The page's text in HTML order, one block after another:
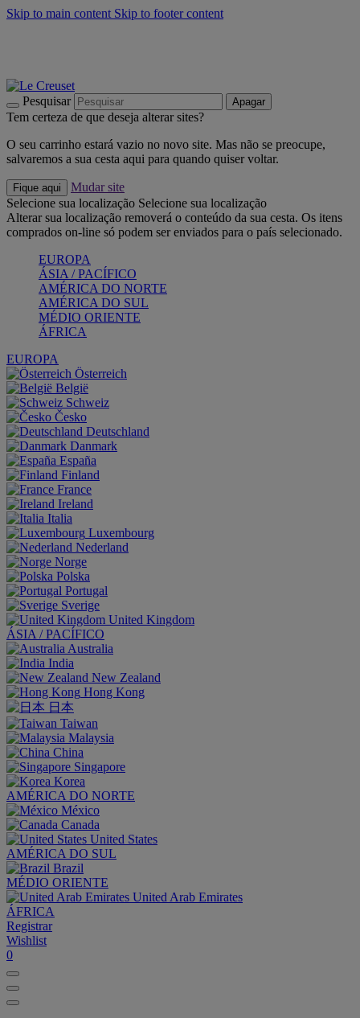
Skip to main content Skip to footer content
Pesquisar Apagar
Tem certeza de que deseja alterar sites?
O seu carrinho estará vazio no novo site. Mas não se preocupe,
salvaremos a sua cesta aqui para quando quiser voltar.
Fique aqui
Mudar site
Selecione sua localização Selecione sua localização
Alterar sua localização removerá o conteúdo da sua cesta. Os itens
comprados on-line só podem ser enviados para o país selecionado.
EUROPA
ÁSIA / PACÍFICO
AMÉRICA DO NORTE
AMÉRICA DO SUL
MÉDIO ORIENTE
ÁFRICA
EUROPA
Österreich
België
Schweiz
Česko
Deutschland
Danmark
España
Finland
France
Ireland
Italia
Luxembourg
Nederland
Norge
Polska
Portugal
Sverige
United Kingdom
ÁSIA / PACÍFICO
Australia
India
New Zealand
Hong Kong
日本
Taiwan
Malaysia
China
Singapore
Korea
AMÉRICA DO NORTE
México
Canada
United States
AMÉRICA DO SUL
Brazil
MÉDIO ORIENTE
United Arab Emirates
ÁFRICA
Registrar
Wishlist
0